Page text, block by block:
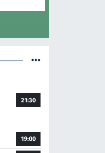
21:30
19:00